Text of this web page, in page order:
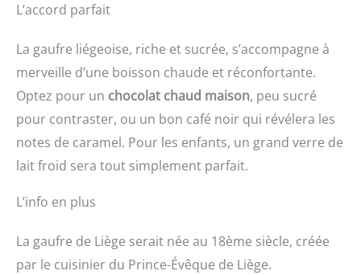
L’accord parfait
La gaufre liégeoise, riche et sucrée, s’accompagne à
merveille d’une boisson chaude et réconfortante.
Optez pour un chocolat chaud maison, peu sucré
pour contraster, ou un bon café noir qui révélera les
notes de caramel. Pour les enfants, un grand verre de
lait froid sera tout simplement parfait.
L’info en plus
La gaufre de Liège serait née au 18ème siècle, créée
par le cuisinier du Prince-Évêque de Liège.